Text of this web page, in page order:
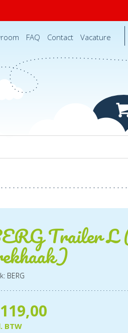
FAQ Contact Vacature
Trailer L
BERG
119,00
BTW